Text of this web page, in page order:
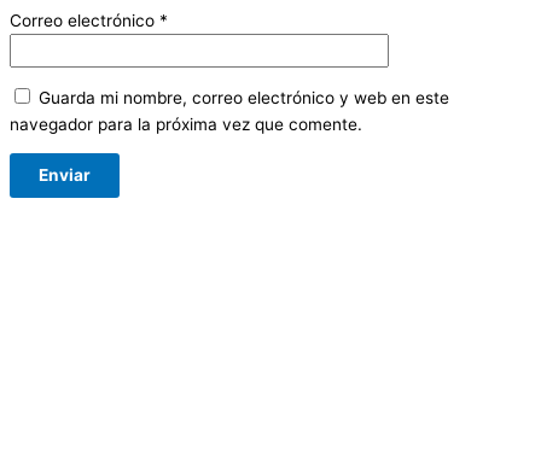
Correo electrónico *
Guarda mi nombre, correo electrónico y web en este
navegador para la próxima vez que comente.